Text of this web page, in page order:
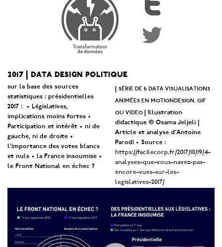
2017 | data design politique
sur la base des sources
statistiques : présidentielles
2017 : • Législatives,
implications moins fortes •
Participation et intérêt • ni de
gauche, ni de droite •
l’importance des votes blancs
et nuls • la France insoumise •
le Front National en échec ?
|série de 6 data visualisations
animées en motiondesign. gif
ou video
| Illustration
didactique © Osama Jeljeli |
Article et analyse d’Antoine
Parodi • Source :
https://facilecorp.fr/2017/10/19/4-
analyses-que-vous-navez-pas-
encore-vues-sur-les-
legislatives-2017/